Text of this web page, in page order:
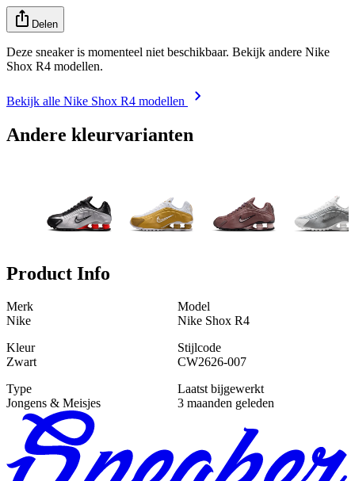
Delen
Deze sneaker is momenteel niet beschikbaar. Bekijk andere Nike
Shox R4 modellen.
Bekijk alle Nike Shox R4 modellen
Andere kleurvarianten
Product Info
Merk
Nike
Model
Nike Shox R4
Kleur
Zwart
Stijlcode
CW2626-007
Type
Jongens & Meisjes
Laatst bijgewerkt
3 maanden geleden